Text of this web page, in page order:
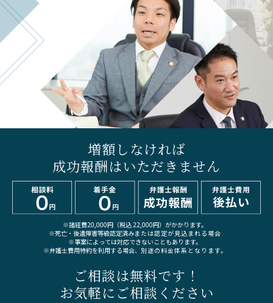
増額しなければ
成功報酬はいただきません
※諸経費20,000円（税込 22,000円）がかかります。
※死亡・後遺障害等級認定済みまたは認定が見込まれる場合
※事案によっては対応できないこともあります。
※弁護士費用特約を利用する場合、 別途の料金体系となります。
ご相談は無料です！
お気軽にご相談ください